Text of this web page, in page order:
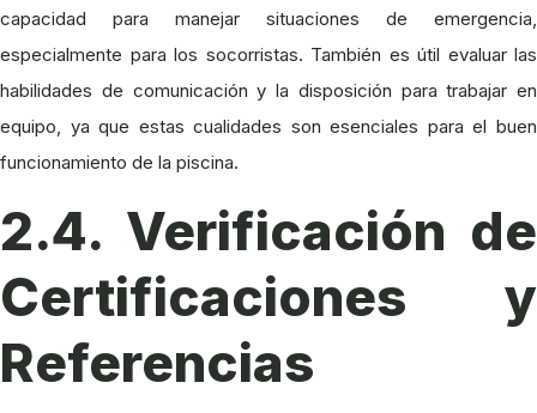
capacidad para manejar situaciones de emergencia,
especialmente para los socorristas. También es útil evaluar las
habilidades de comunicación y la disposición para trabajar en
equipo, ya que estas cualidades son esenciales para el buen
funcionamiento de la piscina.
2.4. Verificación de
Certificaciones y
Referencias